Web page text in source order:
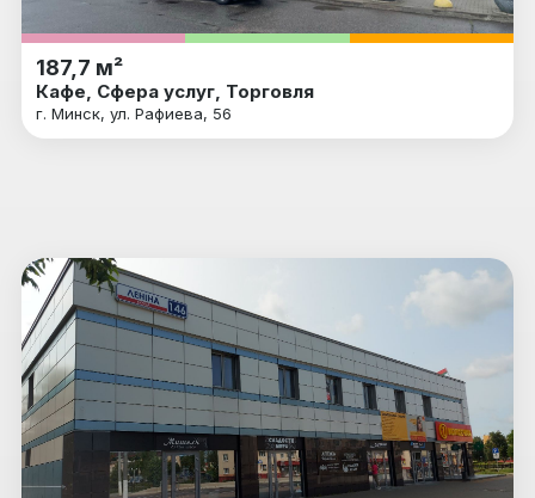
187,7 м²
Кафе, Сфера услуг, Торговля
г. Минск, ул. Рафиева, 56